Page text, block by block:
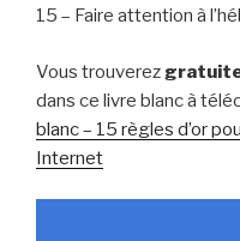
15 – Faire attention à
Vous trouverez
dans ce livre blanc à
blanc – 15 règles d’or
Internet